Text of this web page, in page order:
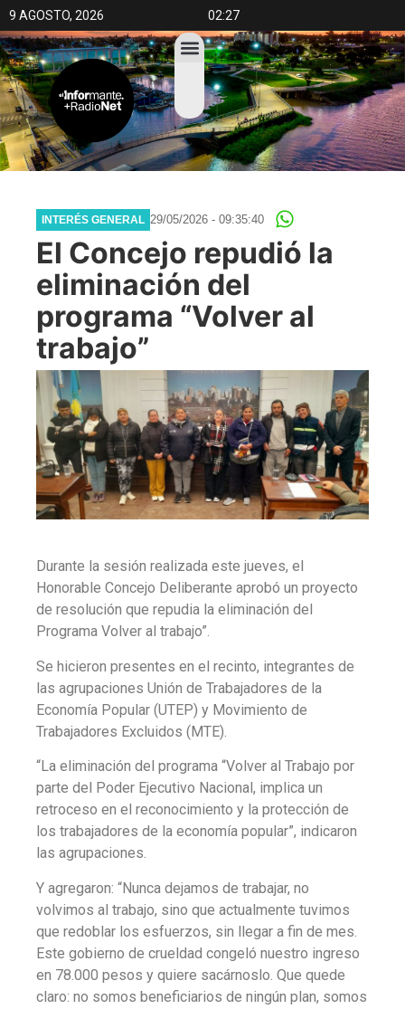
9 AGOSTO, 2026 02:27
INTERÉS GENERAL 29/05/2026 - 09:35:40
El Concejo repudió la
eliminación del
programa “Volver al
trabajo”
Durante la sesión realizada este jueves, el
Honorable Concejo Deliberante aprobó un proyecto
de resolución que repudia la eliminación del
Programa Volver al trabajo”.
Se hicieron presentes en el recinto, integrantes de
las agrupaciones Unión de Trabajadores de la
Economía Popular (UTEP) y Movimiento de
Trabajadores Excluidos (MTE).
“La eliminación del programa “Volver al Trabajo por
parte del Poder Ejecutivo Nacional, implica un
retroceso en el reconocimiento y la protección de
los trabajadores de la economía popular”, indicaron
las agrupaciones.
Y agregaron: “Nunca dejamos de trabajar, no
volvimos al trabajo, sino que actualmente tuvimos
que redoblar los esfuerzos, sin llegar a fin de mes.
Este gobierno de crueldad congeló nuestro ingreso
en 78.000 pesos y quiere sacárnoslo. Que quede
claro: no somos beneficiarios de ningún plan, somos